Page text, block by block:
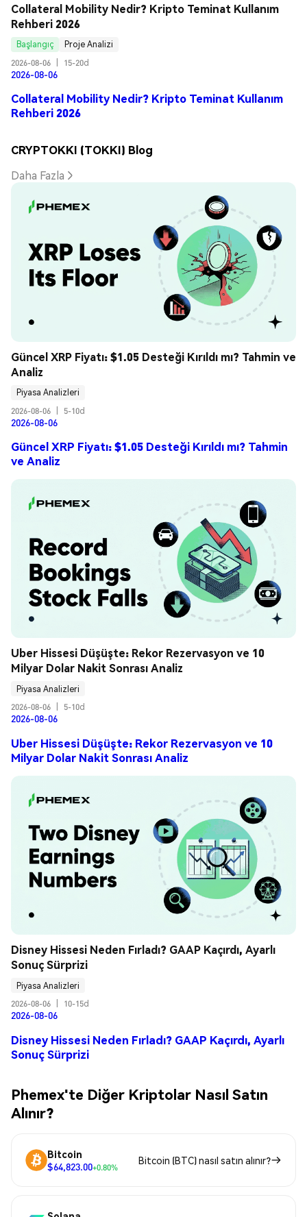
Collateral Mobility Nedir? Kripto Teminat Kullanım
Rehberi 2026
Başlangıç
Proje Analizi
2026-08-06
15-20d
2026-08-06
Collateral Mobility Nedir? Kripto Teminat Kullanım
Rehberi 2026
CRYPTOKKI (TOKKI) Blog
Daha Fazla
Güncel XRP Fiyatı: $1.05 Desteği Kırıldı mı? Tahmin ve
Analiz
Piyasa Analizleri
2026-08-06
5-10d
2026-08-06
Güncel XRP Fiyatı: $1.05 Desteği Kırıldı mı? Tahmin
ve Analiz
Uber Hissesi Düşüşte: Rekor Rezervasyon ve 10
Milyar Dolar Nakit Sonrası Analiz
Piyasa Analizleri
2026-08-06
5-10d
2026-08-06
Uber Hissesi Düşüşte: Rekor Rezervasyon ve 10
Milyar Dolar Nakit Sonrası Analiz
Disney Hissesi Neden Fırladı? GAAP Kaçırdı, Ayarlı
Sonuç Sürprizi
Piyasa Analizleri
2026-08-06
10-15d
2026-08-06
Disney Hissesi Neden Fırladı? GAAP Kaçırdı, Ayarlı
Sonuç Sürprizi
Phemex'te Diğer Kriptolar Nasıl Satın
Alınır?
Bitcoin
$64,823.00+0.80%
Bitcoin (BTC) nasıl satın alınır?